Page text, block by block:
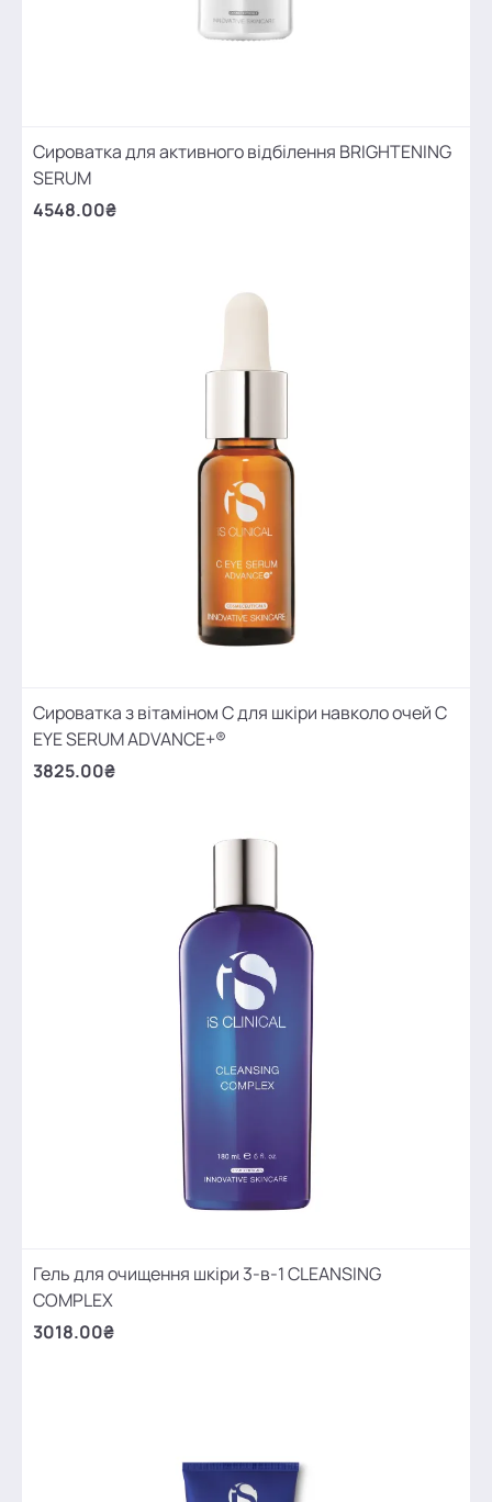
Сироватка для активного відбілення BRIGHTENING
SERUM
4548.00₴
Сироватка з вітаміном С для шкіри навколо очей C
EYE SERUM ADVANCE+®
3825.00₴
Гель для очищення шкіри 3-в-1 CLEANSING
COMPLEX
3018.00₴